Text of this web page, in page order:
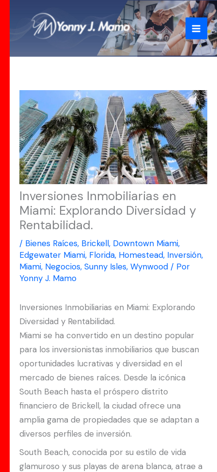
contenido
Inversiones Inmobiliarias en
Miami: Explorando Diversidad y
Rentabilidad.
/ Bienes Raíces, Brickell, Downtown Miami,
Edgewater Miami, Florida, Homestead, Inversión,
Miami, Negocios, Sunny Isles, Wynwood / Por
Yonny J. Mamo
Inversiones Inmobiliarias en Miami: Explorando
Diversidad y Rentabilidad.
Miami se ha convertido en un destino popular
para los inversionistas inmobiliarios que buscan
oportunidades lucrativas y diversidad en el
mercado de bienes raíces. Desde la icónica
South Beach hasta el próspero distrito
financiero de Brickell, la ciudad ofrece una
amplia gama de propiedades que se adaptan a
diversos perfiles de inversión.
South Beach, conocida por su estilo de vida
glamuroso y sus playas de arena blanca, atrae a